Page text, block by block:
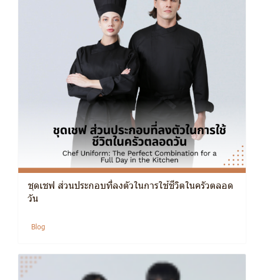
ชุดเชฟ ส่วนประกอบที่ลงตัวในการใช้ชีวิตในครัวตลอด
วัน
Blog